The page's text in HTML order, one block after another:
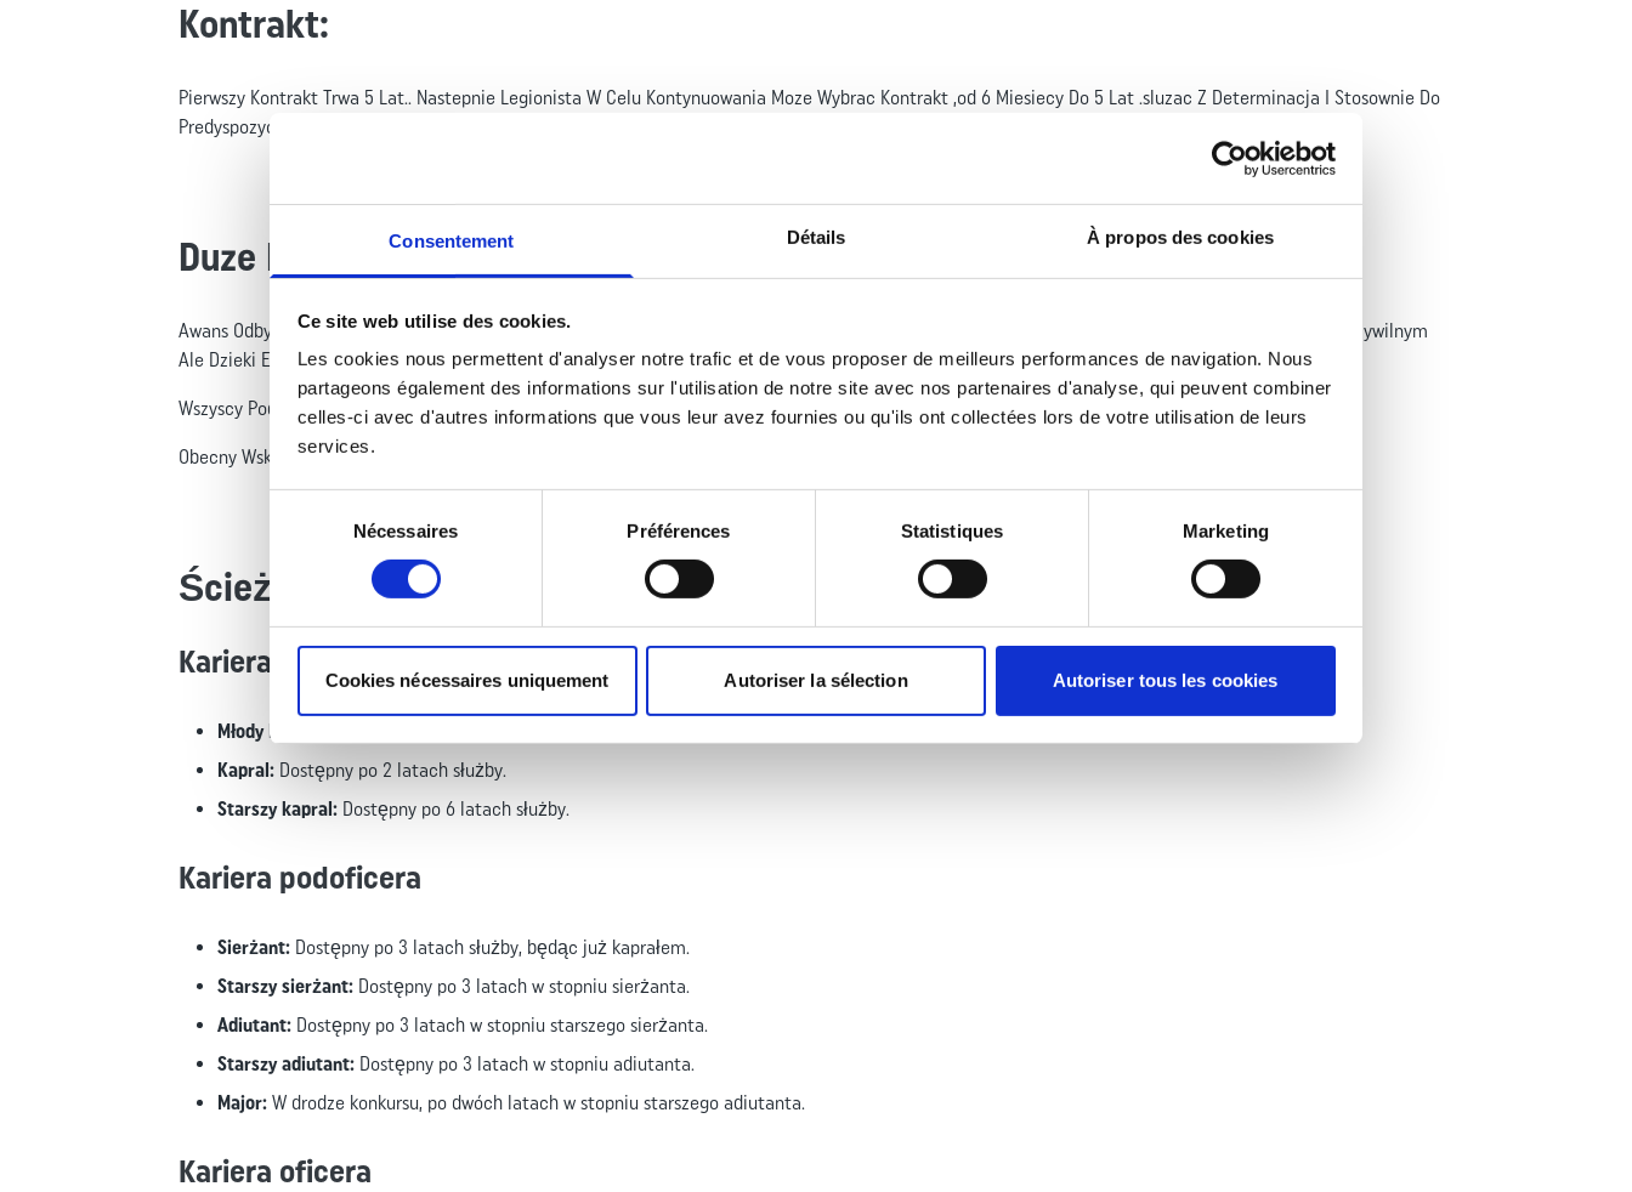
Consentement Détails À propos des cookies
Ce site web utilise des cookies.
Les cookies nous permettent d'analyser notre trafic et de vous proposer de meilleurs performances de navigation. Nous
partageons également des informations sur l'utilisation de notre site avec nos partenaires d'analyse, qui peuvent combiner
celles-ci avec d'autres informations que vous leur avez fournies ou qu'ils ont collectées lors de votre utilisation de leurs
services.
consentement
Nécessaires Préférences Statistiques Marketing
Cookies nécessaires uniquement Autoriser la sélection Autoriser tous les cookies
Kontrakt:
Pierwszy Kontrakt Trwa 5 Lat.. Nastepnie Legionista W Celu Kontynuowania Moze Wybrac Kontrakt ,od 6 Miesiecy Do 5 Lat .sluzac Z Determinacja I Stosownie Do
Predyspozycji Moze Miec Zaproponowana Karriere Kierownicza Po 3 Latach Sluzby. !
Duze Mozliwosci Awansu :
Awans Odbywa Sie Zgodnie Z Zaslugami . Kazdy Legionista Moze Zrobic Karriere, Nie Poprzez Dyplomy Edukacyjne Czy Zawodowe Zdobyte W Swiecie Cywilnym
Ale Dzieki Egzaminom Wojskowym Lub Technicznym Zdawanym Na Kolejnych Kontraktach.
Wszyscy Podoficerowie W Legi Zaczynaja Swoja Karriere Od Zwyklego Legionisty.
Obecny Wskaznik . Sposrod Czterech Nowo Przyjetych Legionistow , Jeden Z Nich Zostanie Podoficerem.
Ścieżka kariery w Legii Cudzoziemskiej
Kariera wojskowa szeregowych
Młody legionista:
Kapral: Dostępny po 2 latach służby.
Starszy kapral: Dostępny po 6 latach służby.
Kariera podoficera
Sierżant: Dostępny po 3 latach służby, będąc już kaprałem.
Starszy sierżant: Dostępny po 3 latach w stopniu sierżanta.
Adiutant: Dostępny po 3 latach w stopniu starszego sierżanta.
Starszy adiutant: Dostępny po 3 latach w stopniu adiutanta.
Major: W drodze konkursu, po dwóch latach w stopniu starszego adiutanta.
Kariera oficera